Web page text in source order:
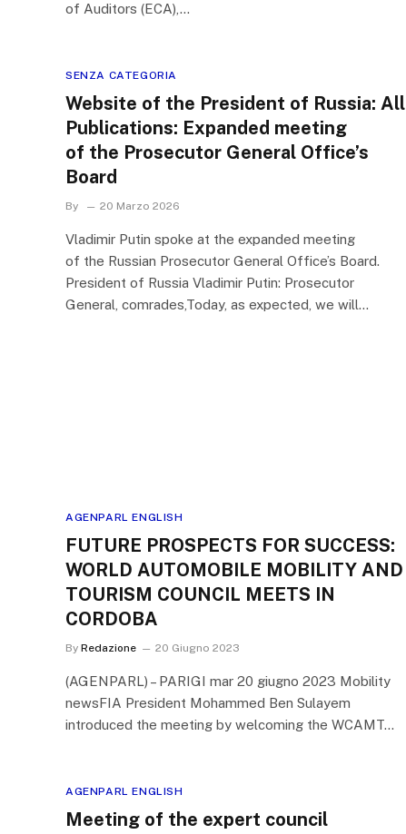
of Auditors (ECA),…
SENZA CATEGORIA
Website of the President of Russia: All
Publications: Expanded meeting
of the Prosecutor General Office’s
Board
By 20 Marzo 2026
Vladimir Putin spoke at the expanded meeting
of the Russian Prosecutor General Office’s Board.
President of Russia Vladimir Putin: Prosecutor
General, comrades,Today, as expected, we will…
AGENPARL ENGLISH
FUTURE PROSPECTS FOR SUCCESS:
WORLD AUTOMOBILE MOBILITY AND
TOURISM COUNCIL MEETS IN
CORDOBA
By Redazione 20 Giugno 2023
(AGENPARL) – PARIGI mar 20 giugno 2023 Mobility
newsFIA President Mohammed Ben Sulayem
introduced the meeting by welcoming the WCAMT…
AGENPARL ENGLISH
Meeting of the expert council